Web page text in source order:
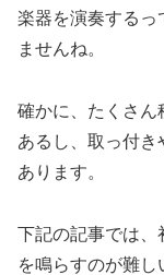
楽器を演奏するっ
ませんね。
確かに、たくさん
あるし、取っ付き
あります。
下記の記事では、
を鳴らすのが難し